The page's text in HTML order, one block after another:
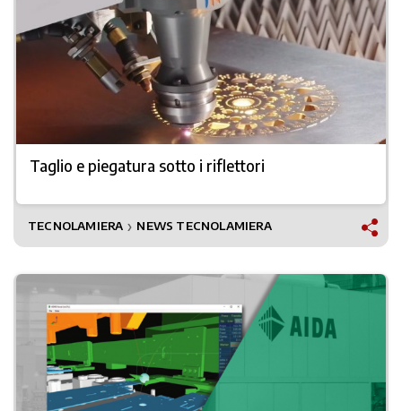
Taglio e piegatura sotto i riflettori
TECNOLAMIERA ❯ NEWS TECNOLAMIERA